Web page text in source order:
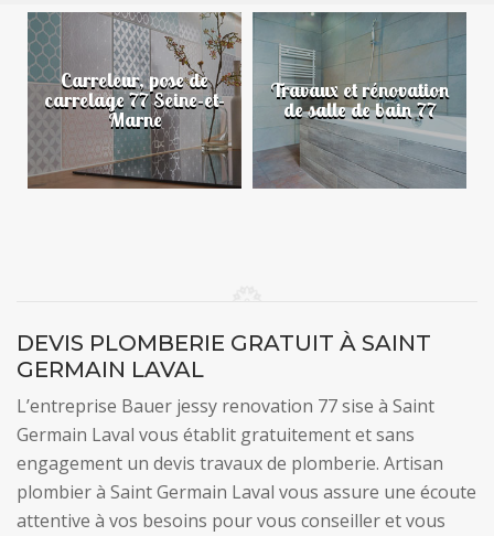
Carreleur, pose de
carrelage 77 Seine-et-
Marne
Travaux et rénovation
de salle de bain 77
DEVIS PLOMBERIE GRATUIT À SAINT
GERMAIN LAVAL
L’entreprise Bauer jessy renovation 77 sise à Saint
Germain Laval vous établit gratuitement et sans
engagement un devis travaux de plomberie. Artisan
plombier à Saint Germain Laval vous assure une écoute
attentive à vos besoins pour vous conseiller et vous